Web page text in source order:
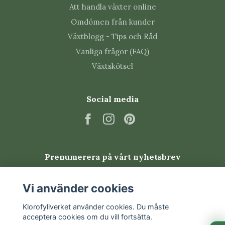
Senecio kan drabbas av ullöss, trips, spinnkvalster och
sorgmygg. Kontrollera bladfästen och rankor
regelbundet. Gula klisterskivor hjälper till att
upptäcka flygande skadedjur men ersätter inte
behandling av själva plantan.
Vanliga frågor om Curio
rowleyanus 'Variegata'
Helt gröna skott växer ofta snabbare än de brokiga.
plantan.
Hur ofta ska Senecio vattnas?
Att handla växter online
Omdömen från kunder
Växtblogg - Tips och Råd
Vanliga frågor (FAQ)
Växtskötsel
Social media
Prenumerera på vårt nyhetsbrev
Vi använder cookies
Klorofyllverket använder cookies. Du måste
acceptera cookies om du vill fortsätta.